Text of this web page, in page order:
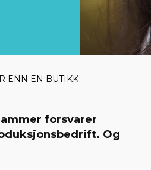
ENN EN BUTIKK
forsvarer
Og